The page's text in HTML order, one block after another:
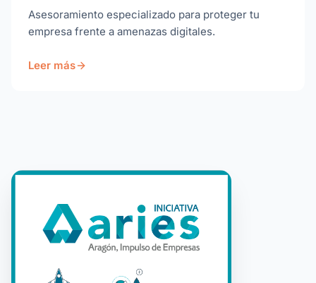
Asesoramiento especializado para proteger tu
empresa frente a amenazas digitales.
Leer más